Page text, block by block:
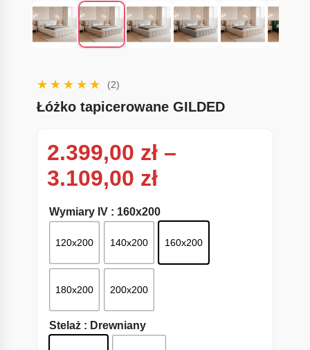
(2)
Łóżko tapicerowane GILDED
2.399,00 zł –
3.109,00 złZakres cen:
Wymiary IV : 160x200
120x200 140x200 160x200
180x200 200x200
Stelaż : Drewniany